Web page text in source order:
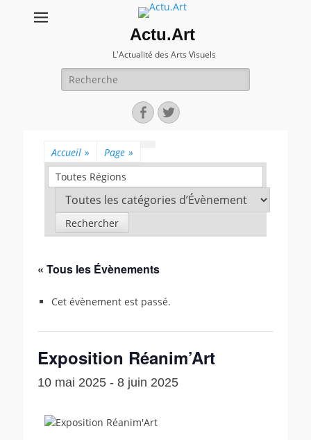
Actu.Art
L'Actualité des Arts Visuels
Recherche
pour:
Facebook
Twitter
Accueil » Page »
Toutes Régions
« Tous les Évènements
Cet évènement est passé.
Exposition Réanim’Art
10 mai 2025 - 8 juin 2025